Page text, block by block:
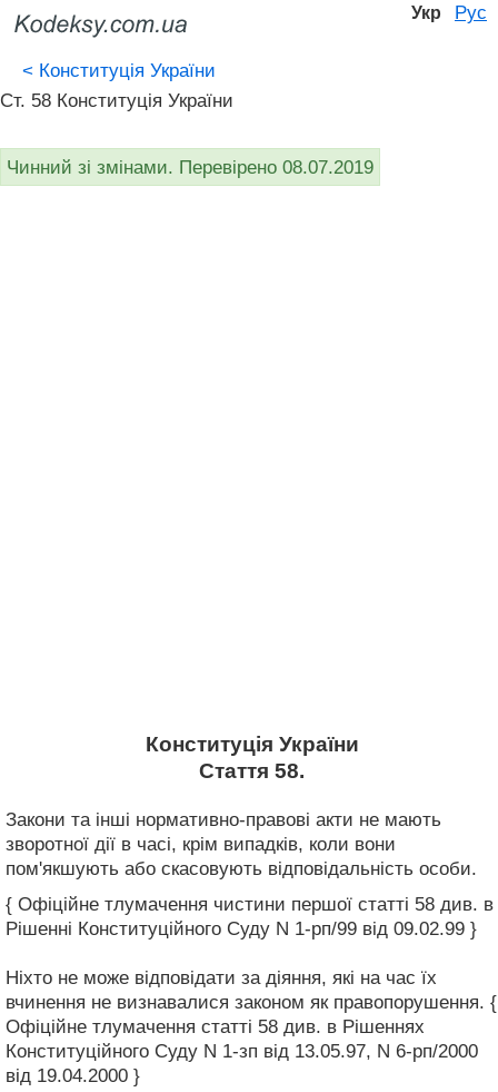
Укр Рус
< Конституція України
Ст. 58 Конституція України
Чинний зі змінами. Перевірено 08.07.2019
Конституція України
Стаття 58.
Закони та інші нормативно-правові акти не мають
зворотної дії в часі, крім випадків, коли вони
пом'якшують або скасовують відповідальність особи.
{ Офіційне тлумачення чистини першої статті 58 див. в
Рішенні Конституційного Суду N 1-рп/99 від 09.02.99 }
Ніхто не може відповідати за діяння, які на час їх
вчинення не визнавалися законом як правопорушення. {
Офіційне тлумачення статті 58 див. в Рішеннях
Конституційного Суду N 1-зп від 13.05.97, N 6-рп/2000
від 19.04.2000 }